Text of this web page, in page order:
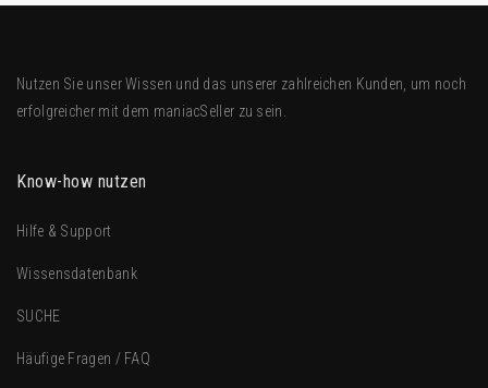
Nutzen Sie unser Wissen und das unserer zahlreichen Kunden, um noch
erfolgreicher mit dem maniacSeller zu sein.
Know-how nutzen
Hilfe & Support
Wissensdatenbank
SUCHE
Häufige Fragen / FAQ